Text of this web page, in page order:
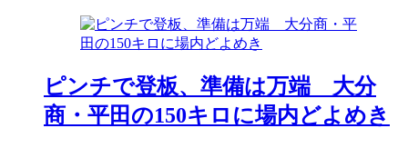
ピンチで登板、準備は万端 大分
商・平田の150キロに場内どよめき